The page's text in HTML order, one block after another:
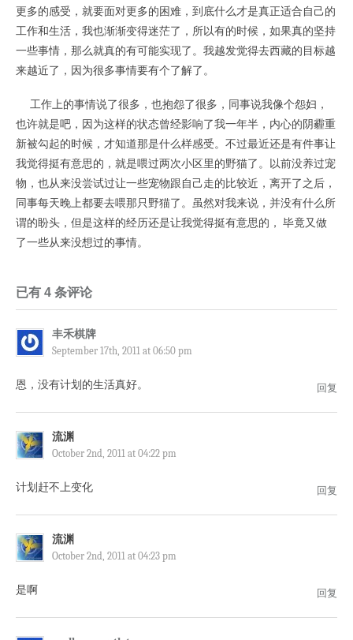
更多的感受，就要面对更多的困难，到底什么才是真正适合自己的
工作和生活，我也渐渐变得迷茫了，所以有的时候，如果真的坚持
一些事情，那么就真的有可能实现了。我越发觉得去西藏的目标越
来越近了，因为很多事情要有个了解了。
工作上的事情说了很多，也抱怨了很多，同事说我像个怨妇，
也许就是吧，因为这样的状态曾经影响了我一年半，内心的阴霾重
新被勾起的时候，才知道那是什么样感受。不过最近还是有件事让
我觉得挺有意思的，就是喂过两次小区里的野猫了。以前没养过宠
物，也从来没尝试过让一些宠物跟自己走的比较近，离开了之后，
同事每天晚上都要去喂那只野猫了。虽然对我来说，并没有什么所
谓的盼头，但是这样的经历还是让我觉得挺有意思的， 毕竟又做
了一些从来没想过的事情。
已有 4 条评论
丰禾棋牌
September 17th, 2011 at 06:50 pm
恩，没有计划的生活真好。 回复
流渊
October 2nd, 2011 at 04:22 pm
计划赶不上变化 回复
流渊
October 2nd, 2011 at 04:23 pm
是啊 回复